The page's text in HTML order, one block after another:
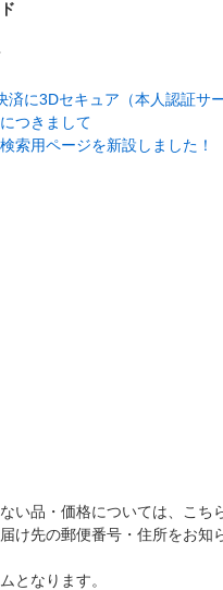
済に3Dセキュア（本人認証サ
つきまして
索用ページを新設しました！
い品・価格については、こち
け先の郵便番号・住所をお知
となります。